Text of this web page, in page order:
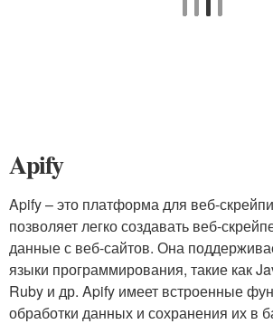
Apify
Apify – это платформа для веб-
позволяет легко создавать веб-
данные с веб-сайтов. Она
языки программирования, такие как
Ruby и др. Apify имеет встроенные
обработки данных и сохранения их в